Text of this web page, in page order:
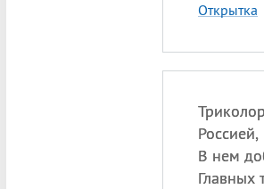
Открытка
Россией,
В нем
Главных